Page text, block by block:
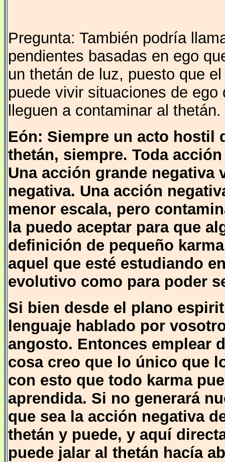
Pregunta: También podría
pendientes basadas en ego
un thetán de luz, puesto que
puede vivir situaciones de
lleguen a contaminar al thetán.
Eón: Siempre un acto hostil
thetán, siempre. Toda
Una acción grande negativa
negativa. Una acción
menor escala, pero
la puedo aceptar para que
definición de pequeño
aquel que esté estudiando
evolutivo como para poder
Si bien desde el plano
lenguaje hablado por
angosto. Entonces emplear
cosa creo que lo único que
con esto que todo karma
aprendida. Si no generará
que sea la acción negativa
thetán y puede, y aquí
puede jalar al thetán hacía